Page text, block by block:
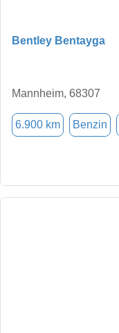
Bentley Bentayga
Mannheim, 68307
6.900 km Benzin